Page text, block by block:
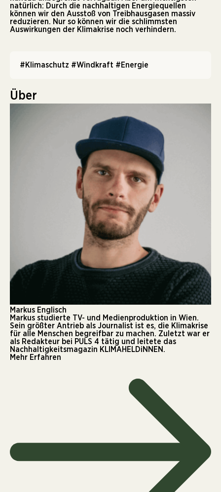
natürlich: Durch die nachhaltigen Energiequellen
können wir den Ausstoß von Treibhausgasen massiv
reduzieren. Nur so können wir die schlimmsten
Auswirkungen der Klimakrise noch verhindern.
#Klimaschutz #Windkraft #Energie
Über
Markus Englisch
Markus studierte TV- und Medienproduktion in Wien.
Sein größter Antrieb als Journalist ist es, die Klimakrise
für alle Menschen begreifbar zu machen. Zuletzt war er
als Redakteur bei PULS 4 tätig und leitete das
Nachhaltigkeitsmagazin KLIMAHELDiNNEN.
Mehr Erfahren